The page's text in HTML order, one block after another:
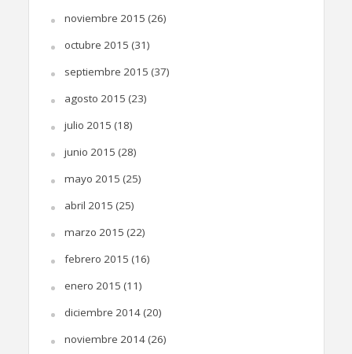
noviembre 2015 (26)
octubre 2015 (31)
septiembre 2015 (37)
agosto 2015 (23)
julio 2015 (18)
junio 2015 (28)
mayo 2015 (25)
abril 2015 (25)
marzo 2015 (22)
febrero 2015 (16)
enero 2015 (11)
diciembre 2014(20)
noviembre 2014(26)